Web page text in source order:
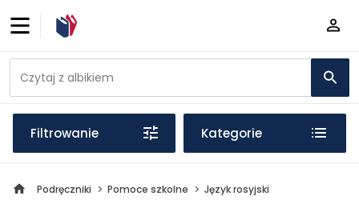
Filtrowanie Kategorie
Podręczniki Pomoce szkolne Język rosyjski